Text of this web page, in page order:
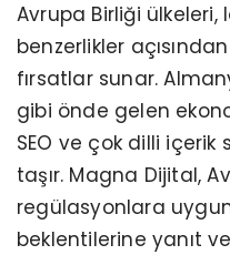
Avrupa Birliği ülkeleri,
benzerlikler
fırsatlar sunar.
gibi önde gelen
SEO ve çok dilli
taşır. Magna Dijital,
regülasyonlara
beklentilerine yanıt